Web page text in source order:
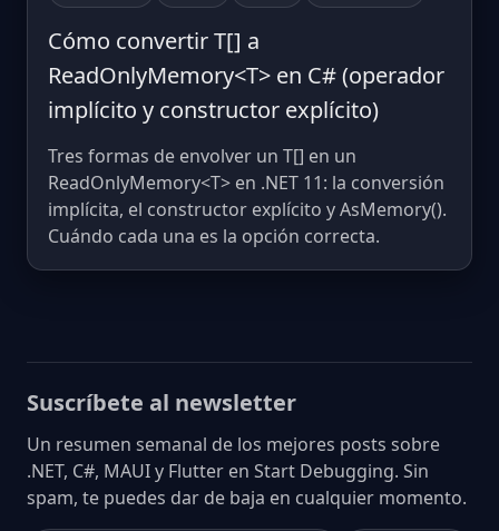
Cómo convertir T[] a
ReadOnlyMemory<T> en C# (operador
implícito y constructor explícito)
Tres formas de envolver un T[] en un
ReadOnlyMemory<T> en .NET 11: la conversión
implícita, el constructor explícito y AsMemory().
Cuándo cada una es la opción correcta.
Suscríbete al newsletter
Un resumen semanal de los mejores posts sobre
.NET, C#, MAUI y Flutter en Start Debugging. Sin
spam, te puedes dar de baja en cualquier momento.